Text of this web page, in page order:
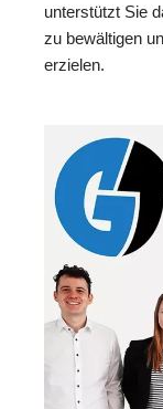
unterstützt Sie
zu bewältigen
erzielen.